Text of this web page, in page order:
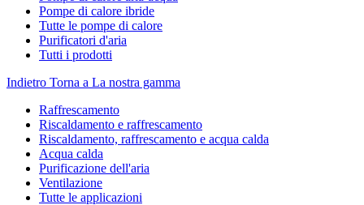
Pompe di calore ibride
Tutte le pompe di calore
Purificatori d'aria
Tutti i prodotti
Indietro Torna a La nostra gamma
Raffrescamento
Riscaldamento e raffrescamento
Riscaldamento, raffrescamento e acqua calda
Acqua calda
Purificazione dell'aria
Ventilazione
Tutte le applicazioni